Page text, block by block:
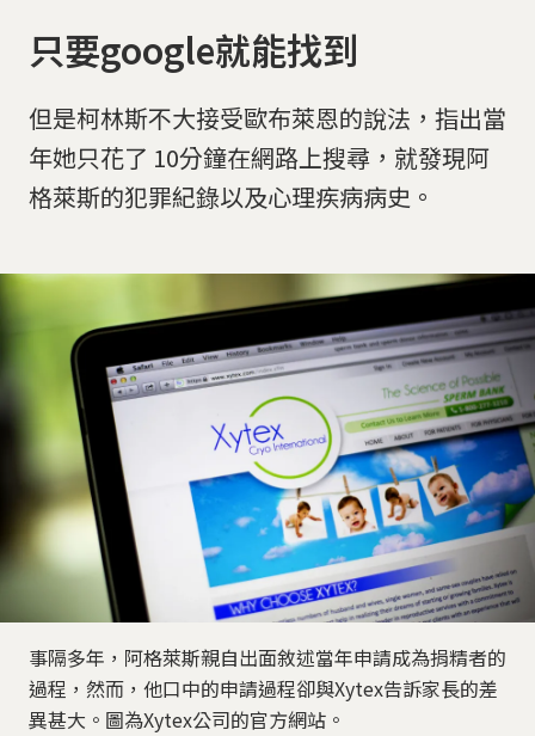
只要google就能找到
但是柯林斯不大接受歐布萊恩的說法，指出當
年她只花了 10分鐘在網路上搜尋，就發現阿
格萊斯的犯罪紀錄以及心理疾病病史。
事隔多年，阿格萊斯親自出面敘述當年申請成為捐精者的
過程，然而，他口中的申請過程卻與Xytex告訴家長的差
異甚大。圖為Xytex公司的官方網站。